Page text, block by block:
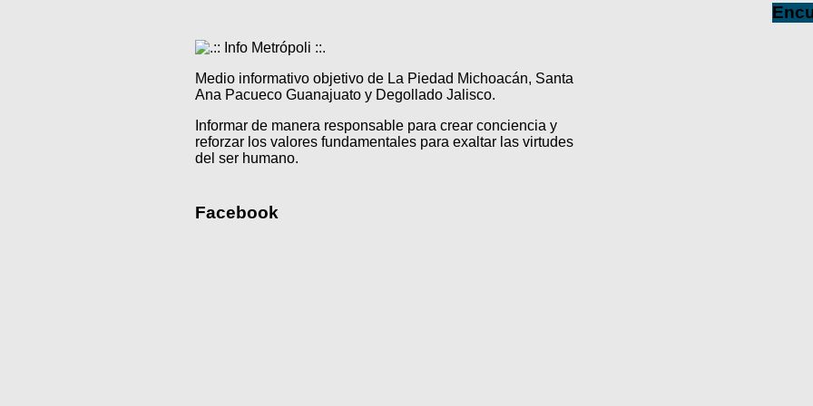
Medio informativo objetivo de La Piedad Michoacán, Santa
Ana Pacueco Guanajuato y Degollado Jalisco.
Informar de manera responsable para crear conciencia y
reforzar los valores fundamentales para exaltar las virtudes
del ser humano.
Facebook